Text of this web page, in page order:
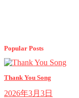
Popular Posts
Thank You Song
2026年3月3日